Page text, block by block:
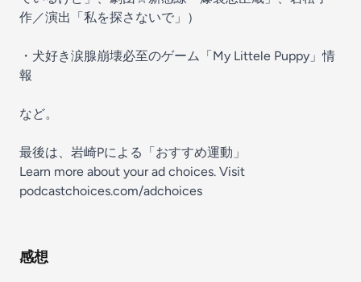
作／演出「私を探さないで」）
・犬好き涙腺崩壊必至のゲーム「My Littele Puppy」情
報
など。
最後は、岩崎Pによる「おすすめ運動」
Learn more about your ad choices. Visit
podcastchoices.com/adchoices
感想